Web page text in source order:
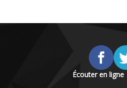
Écouter en ligne